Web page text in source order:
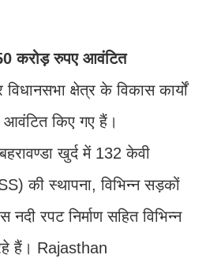
करोड़ रुपए आवंटित
क्षेत्र के विकास कार्यों
किए गए हैं।
खुर्द में 132 केवी
की स्थापना, विभिन्न सड़कों
रपट निर्माण सहित विभिन्न
रहे हैं। Rajasthan